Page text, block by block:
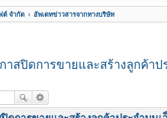
ต์ จำกัด อัพเดทข่าวสารจากทางบริษัท
าสปิดการขายและสร้างลูกค้า